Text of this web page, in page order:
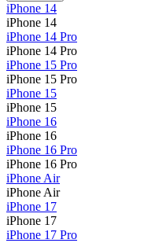
iPhone 14
iPhone 14
iPhone 14 Pro
iPhone 14 Pro
iPhone 15 Pro
iPhone 15 Pro
iPhone 15
iPhone 15
iPhone 16
iPhone 16
iPhone 16 Pro
iPhone 16 Pro
iPhone Air
iPhone Air
iPhone 17
iPhone 17
iPhone 17 Pro